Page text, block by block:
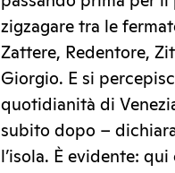
zigzagare tra le
Zattere, Redentore,
Giorgio. E si
quotidianità di
subito dopo –
l’isola. È evidente: